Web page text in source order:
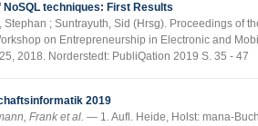
techniques: First Results
Stephan ; Suntrayuth, Sid (Hrsg). Proceedings of
on Entrepreneurship in Electronic and
2018. Norderstedt: PubliQation 2019 S. 35 - 47
2019
Frank et al.
1. Aufl. Heide, Holst: mana-